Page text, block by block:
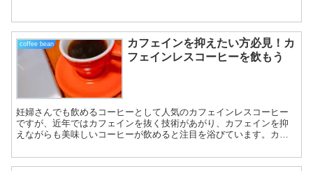
coffee bean
カフェインを抑えたい方必見！カ
フェインレスコーヒーを飲もう
妊婦さんでも飲めるコーヒーとして人気のカフェインレスコーヒー
ですが、近年ではカフェインを抜く技術があがり、カフェインを抑
えながらも美味しいコーヒーが飲めると注目を浴びています。カフ
読ください。